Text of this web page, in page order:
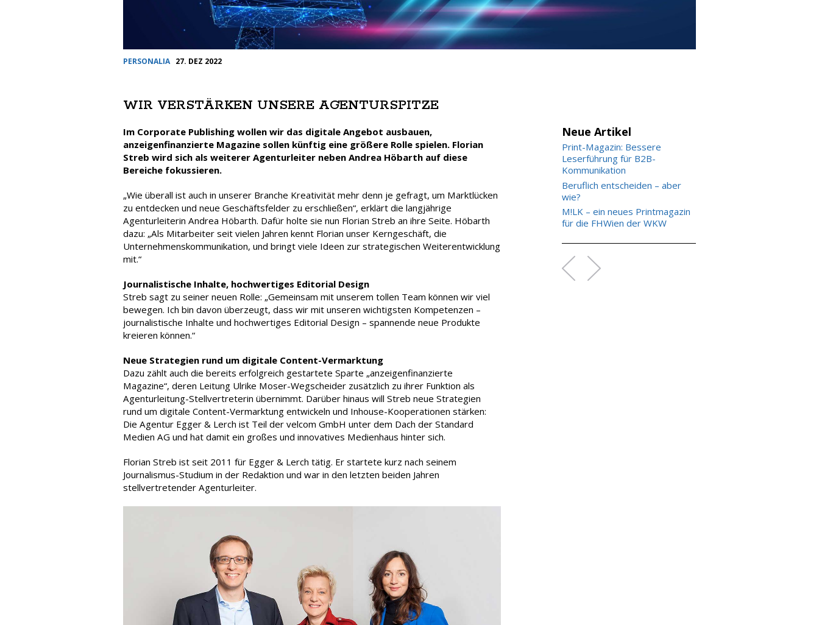
PERSONALIA 27. DEZ 2022
WIR VERSTÄRKEN UNSERE AGENTURSPITZE
Im Corporate Publishing wollen wir das digitale Angebot ausbauen,
anzeigenfinanzierte Magazine sollen künftig eine größere Rolle spielen. Florian
Streb wird sich als weiterer Agenturleiter neben Andrea Höbarth auf diese
Bereiche fokussieren.
„Wie überall ist auch in unserer Branche Kreativität mehr denn je gefragt, um Marktlücken
zu entdecken und neue Geschäftsfelder zu erschließen“, erklärt die langjährige
Agenturleiterin Andrea Höbarth. Dafür holte sie nun Florian Streb an ihre Seite. Höbarth
dazu: „Als Mitarbeiter seit vielen Jahren kennt Florian unser Kerngeschäft, die
Unternehmenskommunikation, und bringt viele Ideen zur strategischen Weiterentwicklung
mit.“
Journalistische Inhalte, hochwertiges Editorial Design
Streb sagt zu seiner neuen Rolle: „Gemeinsam mit unserem tollen Team können wir viel
bewegen. Ich bin davon überzeugt, dass wir mit unseren wichtigsten Kompetenzen –
journalistische Inhalte und hochwertiges Editorial Design – spannende neue Produkte
kreieren können.“
Neue Strategien rund um digitale Content-Vermarktung
Dazu zählt auch die bereits erfolgreich gestartete Sparte „anzeigenfinanzierte
Magazine“, deren Leitung Ulrike Moser-Wegscheider zusätzlich zu ihrer Funktion als
Agenturleitung-Stellvertreterin übernimmt. Darüber hinaus will Streb neue Strategien
rund um digitale Content-Vermarktung entwickeln und Inhouse-Kooperationen stärken:
Die Agentur Egger & Lerch ist Teil der velcom GmbH unter dem Dach der Standard
Medien AG und hat damit ein großes und innovatives Medienhaus hinter sich.
Florian Streb ist seit 2011 für Egger & Lerch tätig. Er startete kurz nach seinem
Journalismus-Studium in der Redaktion und war in den letzten beiden Jahren
stellvertretender Agenturleiter.
Neue Artikel
Print-Magazin: Bessere
Leserführung für B2B-
Kommunikation
Beruflich entscheiden – aber
wie?
M!LK – ein neues Printmagazin
für die FHWien der WKW